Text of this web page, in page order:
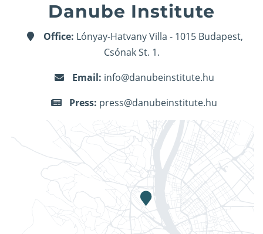
Danube Institute
Office: Lónyay-Hatvany Villa - 1015 Budapest,
Csónak St. 1.
Email: info@danubeinstitute.hu
Press: press@danubeinstitute.hu